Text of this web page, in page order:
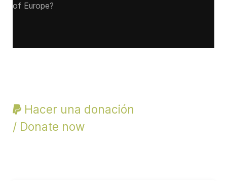
of Europe?
Hacer una donación
/ Donate now